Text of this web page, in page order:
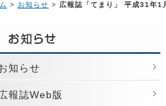
> お知らせ > 広報誌「てまり」 平成31年1
知らせ
報誌Web版